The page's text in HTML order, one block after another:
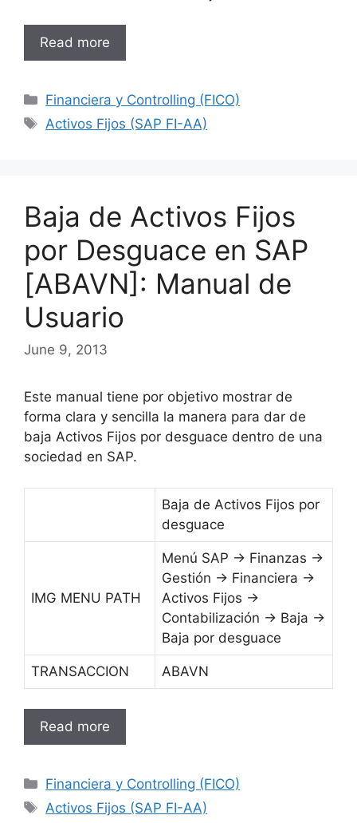
Read more
Categories
Financiera y Controlling (FICO)
Tags
Activos Fijos (SAP FI-AA)
Baja de Activos Fijos
por Desguace en SAP
[ABAVN]: Manual de
Usuario
June 9, 2013
Este manual tiene por objetivo mostrar de
forma clara y sencilla la manera para dar de
baja Activos Fijos por desguace dentro de una
sociedad en SAP.
Baja de Activos Fijos por
desguace
IMG MENU PATH
Menú SAP → Finanzas →
Gestión → Financiera →
Activos Fijos →
Contabilización → Baja →
Baja por desguace
TRANSACCION ABAVN
Read more
Categories
Financiera y Controlling (FICO)
Tags
Activos Fijos (SAP FI-AA)